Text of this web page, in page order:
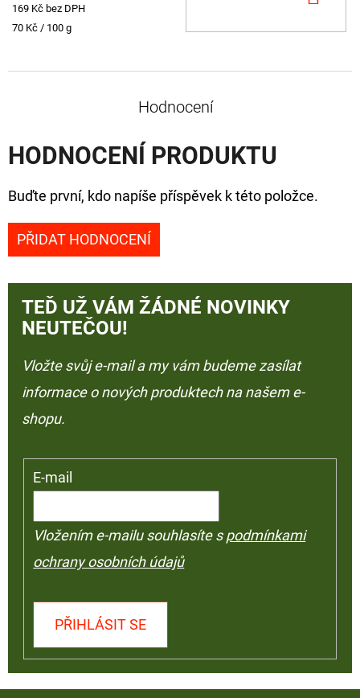
169 Kč bez DPH
Měrná
70 Kč / 100 g
Hodnocení
HODNOCENÍ PRODUKTU
Buďte první, kdo napíše příspěvek k této položce.
PŘIDAT HODNOCENÍ
TEĎ UŽ VÁM ŽÁDNÉ NOVINKY
NEUTEČOU!
Vložte svůj e-mail a my vám budeme zasílat
informace o nových produktech na našem e-
shopu.
E-mail
Vložením e-mailu souhlasíte spodmínkami
ochrany osobních údajů
PŘIHLÁSIT SE